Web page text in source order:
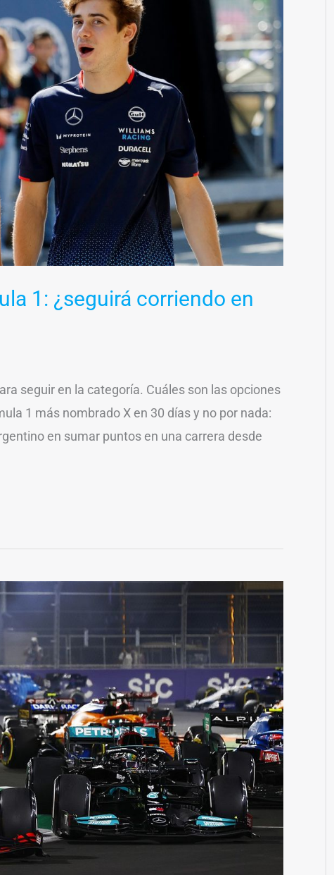
1: ¿seguirá corriendo en
seguir en la categoría. Cuáles son las opciones
1 más nombrado X en 30 días y no por nada:
en sumar puntos en una carrera desde